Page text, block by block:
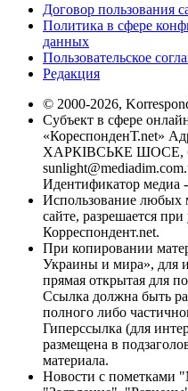
Договор пользования
Политика в сфере
данных
Пользовательское
Редакция
© 2000-2026,
Субъект в сфере
«КореспонденТ.net»
ХАРКІВСЬКЕ ШОСЕ,
Идентификатор медиа
Использование любых
сайте, разрешается
Корреспондент.net.
При копировании
Украины и мира», для
прямая открытая для
Ссылка должна быть
полного либо
Гиперссылка (для
размещена в
материала.
Новости с пометками